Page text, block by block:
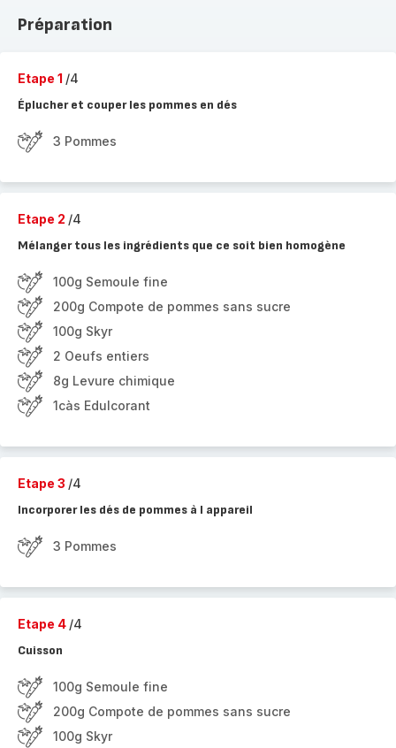
Préparation
Etape 1 /4
Éplucher et couper les pommes en dés
3 Pommes
Etape 2 /4
Mélanger tous les ingrédients que ce soit bien homogène
100g Semoule fine
200g Compote de pommes sans sucre
100g Skyr
2 Oeufs entiers
8g Levure chimique
1càs Edulcorant
Etape 3 /4
Incorporer les dés de pommes à l appareil
3 Pommes
Etape 4 /4
Cuisson
100g Semoule fine
200g Compote de pommes sans sucre
100g Skyr